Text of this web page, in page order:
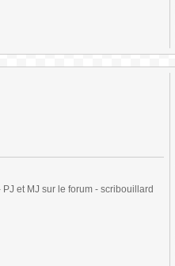
et MJ sur le forum - scribouillard